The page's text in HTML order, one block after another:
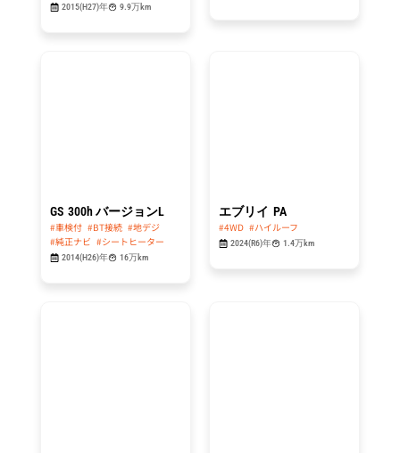
2015(H27)年 9.9万km
GS 300h バージョンL
#車検付 #BT接続 #地デジ
#純正ナビ #シートヒーター
2014(H26)年 16万km
エブリイ PA
#4WD #ハイルーフ
2024(R6)年 1.4万km